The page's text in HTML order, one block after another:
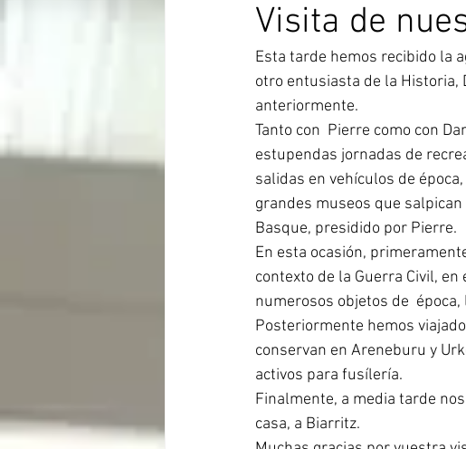
Visita de
Esta tarde hemos recibido la
otro entusiasta de la Historia,
anteriormente.
Tanto con  Pierre como con
estupendas jornadas de
salidas en vehículos de
grandes museos que salpican
Basque, presidido por Pierre.
En esta ocasión,
contexto de la Guerra Civil,
numerosos objetos de
Posteriormente hemos
conservan en Areneburu y
activos para fusílería.
Finalmente, a media tarde
casa, a Biarritz.